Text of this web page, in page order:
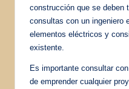
construcción que se deben
consultas con un ingeniero
elementos eléctricos y
existente.
Es importante consultar
de emprender cualquier